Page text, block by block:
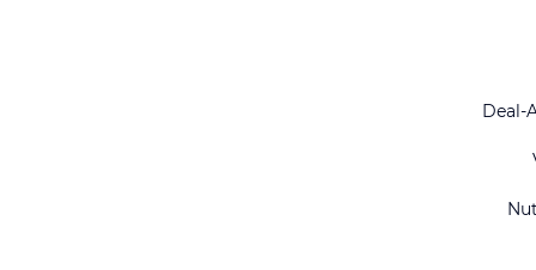
Deal-